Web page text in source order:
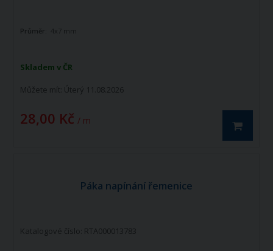
Skladem v ČR
Můžete mít: Úterý 11.08.2026
28,00 Kč / m
Průměr: 4x7 mm
Páka napínání řemenice
Katalogové číslo: RTA000013783